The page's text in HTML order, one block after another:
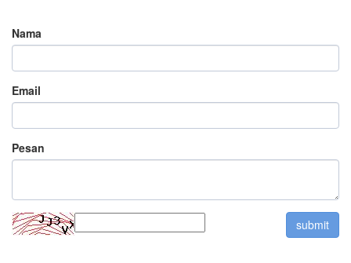
Nama
Email
Pesan